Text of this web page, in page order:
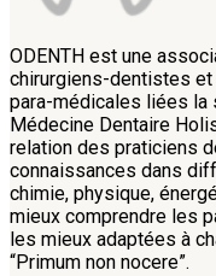
ODENTH est une
chirurgiens-dentistes
para-médicales liées la
Médecine Dentaire
relation des praticiens
connaissances dans
chimie, physique,
mieux comprendre les
les mieux adaptées à
“Primum non nocere”.